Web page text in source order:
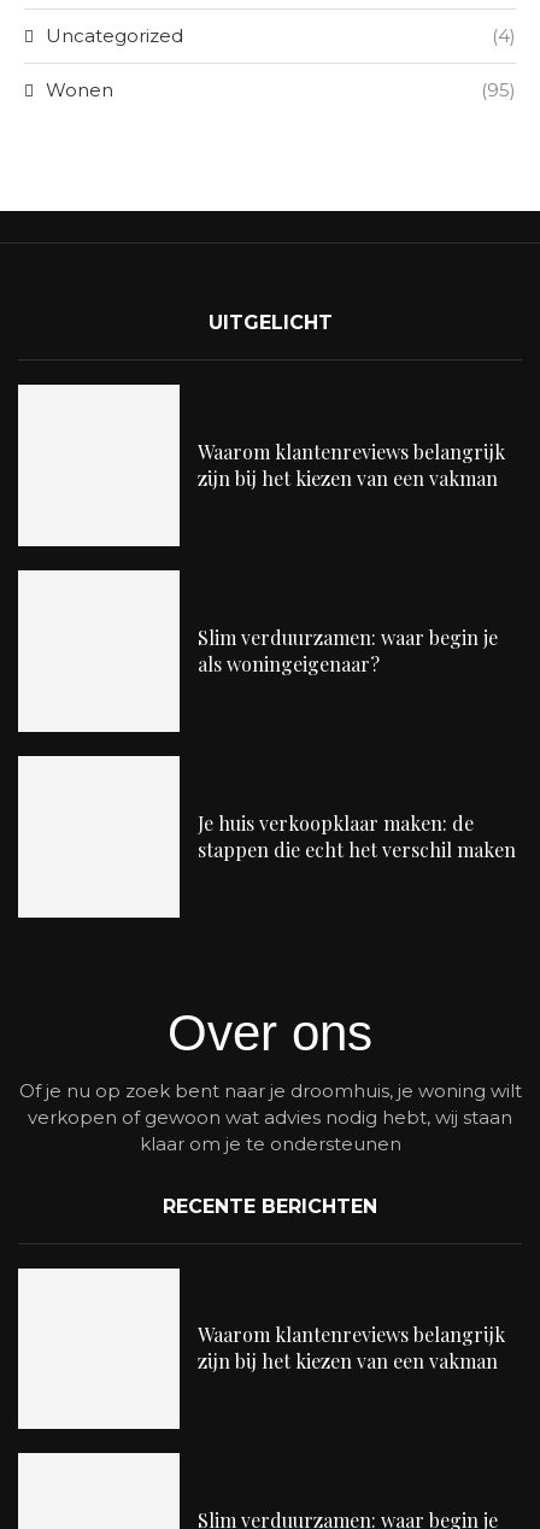
Uncategorized (4)
Wonen (95)
UITGELICHT
Waarom klantenreviews belangrijk
zijn bij het kiezen van een vakman
Slim verduurzamen: waar begin je
als woningeigenaar?
Je huis verkoopklaar maken: de
stappen die echt het verschil maken
Over ons
Of je nu op zoek bent naar je droomhuis, je woning wilt
verkopen of gewoon wat advies nodig hebt, wij staan
klaar om je te ondersteunen
RECENTE BERICHTEN
Waarom klantenreviews belangrijk
zijn bij het kiezen van een vakman
Slim verduurzamen: waar begin je